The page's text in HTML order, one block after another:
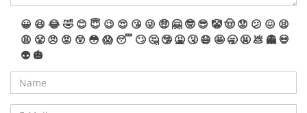
😀 😆 😂🤣 😊 😇 😉 😍 😘 😜 🤑 🤗 🤓 😎 🤡🤠 😟 😕 😖 😫
😩 😤 😠 😡 😲 😳 😱 😴 🙄 🤔 🤥 🤮 🤧 😷 🤩 🥱 🤬 💩 👻 💀
👽 🎃